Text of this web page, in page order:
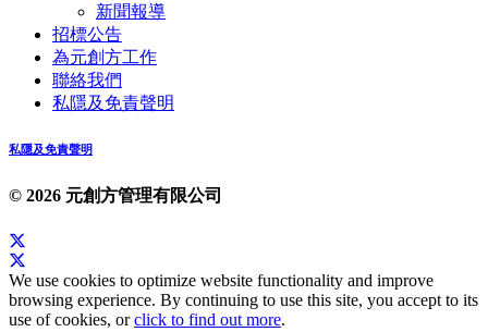
新聞報導
招標公告
為元創方工作
聯絡我們
私隱及免責聲明
私隱及免責聲明
© 2026 元創方管理有限公司
We use cookies to optimize website functionality and improve
browsing experience. By continuing to use this site, you accept to its
use of cookies, orclick to find out more.